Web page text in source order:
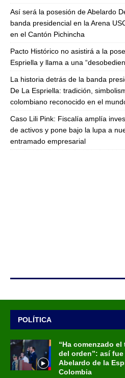
Así será la posesión de Abelardo
banda presidencial en la Arena
en el Cantón Pichincha
Pacto Histórico no asistirá a la
Espriella y llama a una
La historia detrás de la banda
De La Espriella: tradición,
colombiano reconocido en el
Caso Lili Pink: Fiscalía amplía
de activos y pone bajo la lupa a
entramado empresarial
POLÍTICA
“Ha comenzado
del orden”: así
Abelardo de la
Colombia